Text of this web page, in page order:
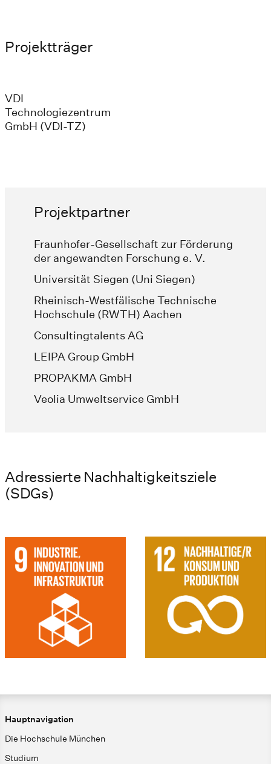
Projektträger
VDI
Technologiezentrum
GmbH (VDI-TZ)
Projektpartner
Fraunhofer-Gesellschaft zur Förderung
der angewandten Forschung e. V.
Universität Siegen (Uni Siegen)
Rheinisch-Westfälische Technische
Hochschule (RWTH) Aachen
Consultingtalents AG
LEIPA Group GmbH
PROPAKMA GmbH
Veolia Umweltservice GmbH
Adressierte Nachhaltigkeitsziele
(SDGs)
Hauptnavigation
Die Hochschule München
Studium